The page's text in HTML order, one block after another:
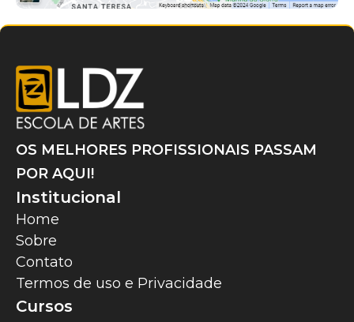
OS MELHORES PROFISSIONAIS PASSAM
POR AQUI!
Institucional
Home
Sobre
Contato
Termos de uso e Privacidade
Cursos